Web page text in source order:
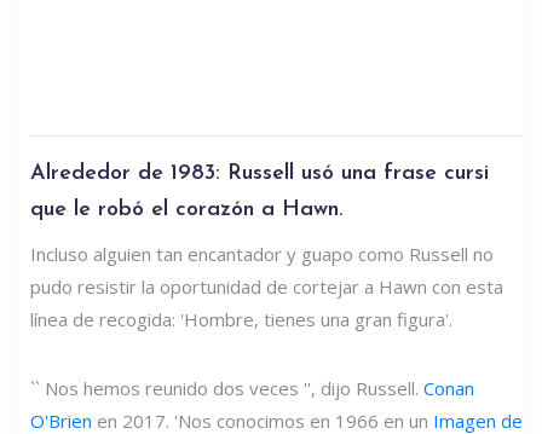
Alrededor de 1983: Russell usó una frase cursi
que le robó el corazón a Hawn.
Incluso alguien tan encantador y guapo como Russell no
pudo resistir la oportunidad de cortejar a Hawn con esta
línea de recogida: 'Hombre, tienes una gran figura'.
`` Nos hemos reunido dos veces '', dijo Russell. Conan
O'Brien en 2017. 'Nos conocimos en 1966 en un Imagen de